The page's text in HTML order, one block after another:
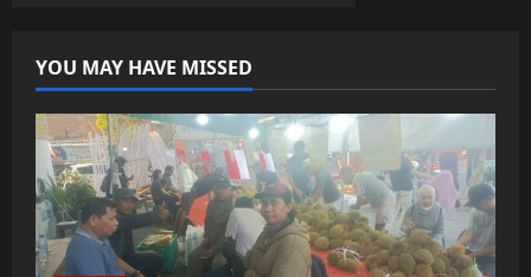
YOU MAY HAVE MISSED